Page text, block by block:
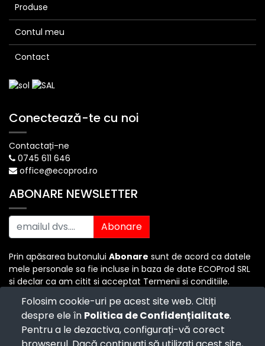
Folosim cookie-uri pe acest site web. Citiți
despre ele în Politica de Confidențialitate.
Pentru a le dezactiva, configurați-vă corect
Produse
Contul meu
Contact
Conectează-te cu noi
Contactați-ne
0745 611 646
office@ecoprod.ro
ABONARE NEWSLETTER
Abonare
Prin apăsarea butonului Abonare sunt de acord ca datele
mele personale sa fie incluse in baza de date ECOProd SRL
si declar ca am citit si acceptat Termenii si conditiile.
Copyright © ECO PROD SRL -Termenii si Conditiile
Politica de Confidențialitate -Consultanță juridică
Politica de retur -Cum cumpăr?